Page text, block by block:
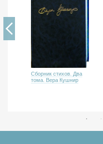
Сборник стихов. Два
тома. Вера Кушнир